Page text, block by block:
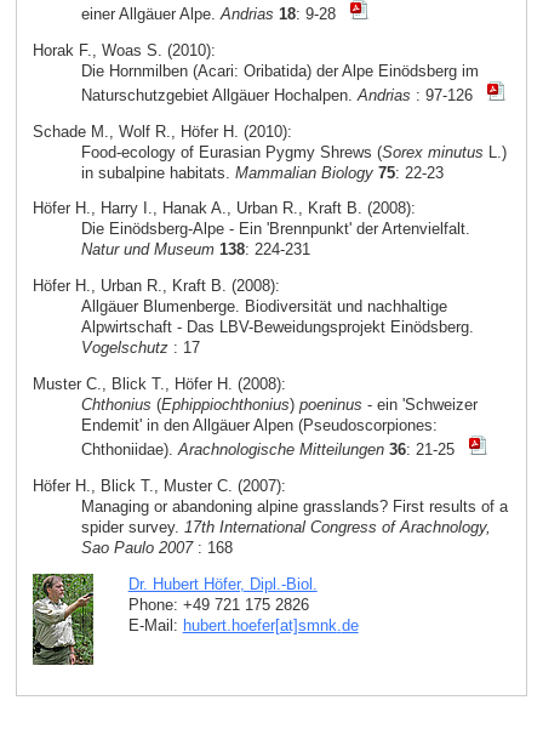
einer Allgäuer Alpe. Andrias 18: 9-28
Horak F., Woas S. (2010):
Die Hornmilben (Acari: Oribatida) der Alpe Einödsberg im
Naturschutzgebiet Allgäuer Hochalpen. Andrias : 97-126
Schade M., Wolf R., Höfer H. (2010):
Food-ecology of Eurasian Pygmy Shrews (Sorex minutus L.)
in subalpine habitats. Mammalian Biology 75: 22-23
Höfer H., Harry I., Hanak A., Urban R., Kraft B. (2008):
Die Einödsberg-Alpe - Ein 'Brennpunkt' der Artenvielfalt.
Natur und Museum 138: 224-231
Höfer H., Urban R., Kraft B. (2008):
Allgäuer Blumenberge. Biodiversität und nachhaltige
Alpwirtschaft - Das LBV-Beweidungsprojekt Einödsberg.
Vogelschutz: 17
Muster C., Blick T., Höfer H. (2008):
Chthonius (Ephippiochthonius) poeninus - ein 'Schweizer
Endemit' in den Allgäuer Alpen (Pseudoscorpiones:
Chthoniidae). Arachnologische Mitteilungen 36: 21-25
Höfer H., Blick T., Muster C. (2007):
Managing or abandoning alpine grasslands? First results of a
spider survey. 17th International Congress of Arachnology,
Sao Paulo 2007: 168
Dr. Hubert Höfer, Dipl.-Biol.
Phone: +49 721 175 2826
E-Mail: hubert.hoefer[at]smnk de